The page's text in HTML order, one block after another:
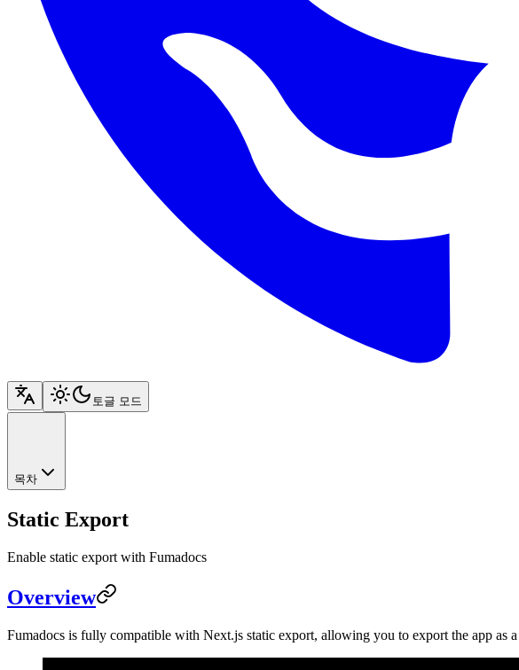
토글 모드
목차
Static Export
Enable static export with Fumadocs
Overview
Fumadocs is fully compatible with Next.js static export, allowing you to export the app as